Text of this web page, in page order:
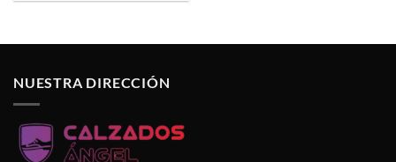
NUESTRA DIRECCIÓN